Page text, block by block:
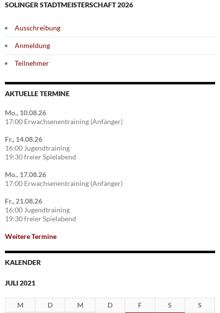
SOLINGER STADTMEISTERSCHAFT 2026
Ausschreibung
Anmeldung
Teilnehmer
AKTUELLE TERMINE
Mo., 10.08.26
17:00 Erwachsenentraining (Anfänger)
Fr., 14.08.26
16:00 Jugendtraining
19:30 freier Spielabend
Mo., 17.08.26
17:00 Erwachsenentraining (Anfänger)
Fr., 21.08.26
16:00 Jugendtraining
19:30 freier Spielabend
Weitere Termine
KALENDER
JULI 2021
M D M D F S
S